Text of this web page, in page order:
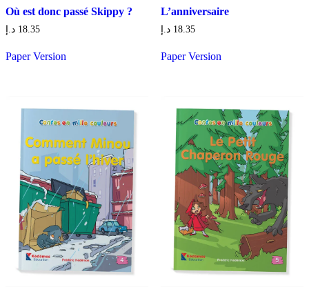
Où est donc passé Skippy ?
18.35 د.إ
Paper Version
L’anniversaire
18.35 د.إ
Paper Version